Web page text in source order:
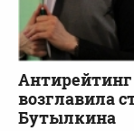
возглавила
Бутылкина